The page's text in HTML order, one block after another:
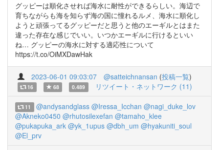
グッピーは順化させれば海水に耐性ができるらしい。海辺で
育ちながらも海を知らず海の国に憧れるルメ、海水に順化し
ようと頑張ってるグッピーだと思うと他のエーギルとはまた
違った存在な感じでいい。いつかエーギルに行けるといい
ね… グッピーの海水に対する適応性について
https://t.co/OiMXDawHak
2023-06-01 09:03:07 @satteichnansan (投稿一覧)
16 68 0.489 リツイート・ネットワーク (11)
11 @andysandglass @Iressa_Icchan @nagi_duke_lov
@Akneko0450 @rhutosilexefan @tamaho_klee
@pukapuka_ark @yk_1upus @dbh_um @hyakuniti_soul
@El_prv